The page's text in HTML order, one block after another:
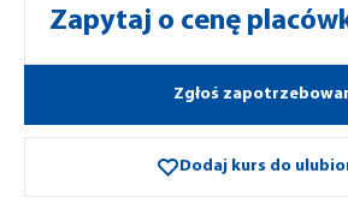
Zapytaj o cenę
Zgłoś
Dodaj kurs do